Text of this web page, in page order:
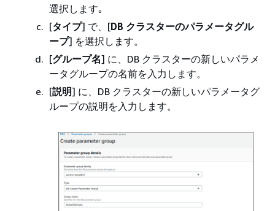
選択します｡
[タイプ] で、[DB クラスターのパラメータグル
ープ] を選択します。
[グループ名] に、DB クラスターの新しいパラメ
ータグループの名前を入力します。
[説明] に、DB クラスターの新しいパラメータグ
ループの説明を入力します。